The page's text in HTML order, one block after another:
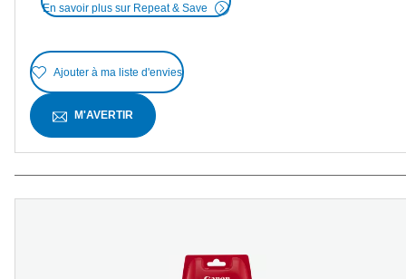
En savoir plus sur Repeat & Save
Ajouter à ma liste d'envies
M'AVERTIR